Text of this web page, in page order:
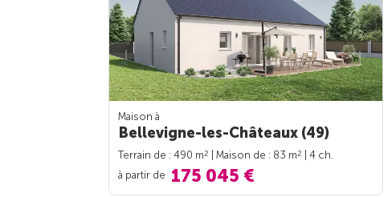
Maison à
Bellevigne-les-Châteaux (49)
Terrain de : 490 m2 | Maison de : 83 m2
| 4 ch.
à partir de 175 045 €